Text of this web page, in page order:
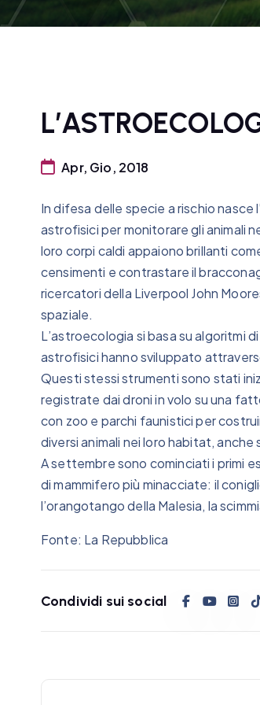
Apr, Gio, 2018
In difesa delle specie a rischio
astrofisici per monitorare gli animali
loro corpi caldi appaiono brillanti
censimenti e contrastare il
ricercatori della Liverpool John
spaziale.
L’astroecologia si basa su algoritmi
astrofisici hanno sviluppato
Questi stessi strumenti sono stati
registrate dai droni in volo su una
con zoo e parchi faunistici per
diversi animali nei loro habitat,
A settembre sono cominciati i primi
di mammifero più minacciate: il
l’orangotango della Malesia, la
Fonte: La Repubblica
Condividi sui social